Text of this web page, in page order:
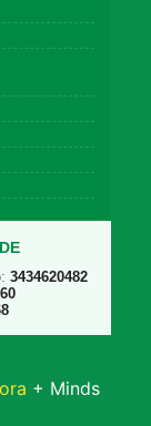
3434620482
+ Minds